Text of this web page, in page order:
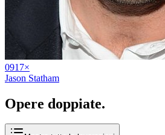
0917×
Jason Statham
Opere doppiate.